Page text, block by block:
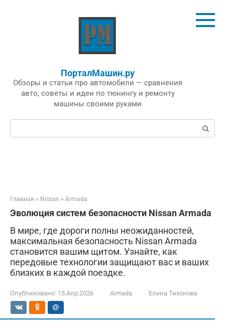
ПорталМашин.ру
Обзоры и статьи про автомобили — сравнения
авто, советы и идеи по тюнингу и ремонту
машины своими руками
Поиск:
Главная » Nissan » Armada
Эволюция систем безопасности Nissan Armada
В мире, где дороги полны неожиданностей,
максимальная безопасность Nissan Armada
становится вашим щитом. Узнайте, как
передовые технологии защищают вас и ваших
близких в каждой поездке.
Опубликовано: 15.Апр.2026 Armada Елена Тихонова